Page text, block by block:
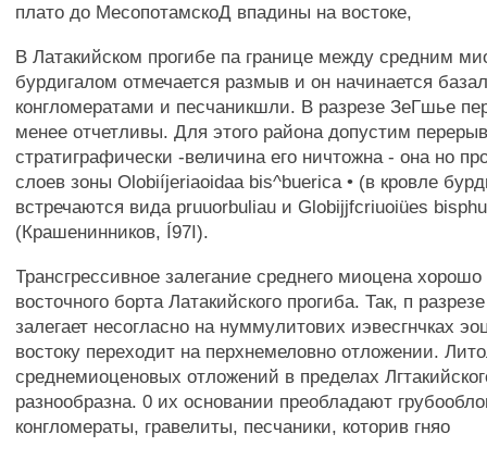
плато до МесопотамскоД впадины на востоке,
В Латакийском прогибе па границе между средним
бурдигалом отмечается размыв и он начинается
конгломератами и песчаникшли. В разрезе ЗеГшье
менее отчетливы. Для этого района допустим
стратиграфически -величина его ничтожна - она но
слоев зоны Olobiíjeriaoidaa bis^buerica • (в кровле
встречаются вида pruuorbuliau и Globijjfcriuoiües
(Крашенинников, Í97I).
Трансгрессивное залегание среднего миоцена
восточного борта Латакийского прогиба. Так, п
залегает несогласно на нуммулитових иэвесгнчках
востоку переходит на перхнемеловно отложении.
среднемиоценовых отложений в пределах
разнообразна. 0 их основании преобладают
конгломераты, гравелиты, песчаники, которив гняо